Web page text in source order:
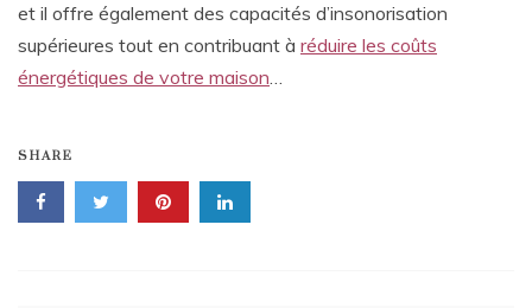
et il offre également des capacités d’insonorisation
supérieures tout en contribuant à réduire les coûts
énergétiques de votre maison
SHARE